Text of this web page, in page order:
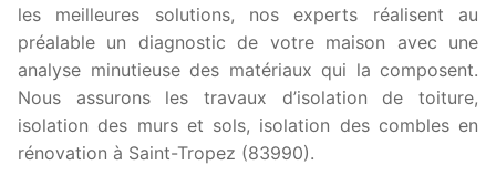
les meilleures solutions, nos experts réalisent au
préalable un diagnostic de votre maison avec une
analyse minutieuse des matériaux qui la composent.
Nous assurons les travaux d’isolation de toiture,
isolation des murs et sols, isolation des combles en
rénovation à Saint-Tropez (83990).